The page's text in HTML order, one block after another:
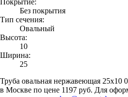
Без покрытия
Тип сечения:
Овальный
Высота:
10
Ширина:
25
Труба овальная нержавеющая
в Москве по цене 1197 руб. Для